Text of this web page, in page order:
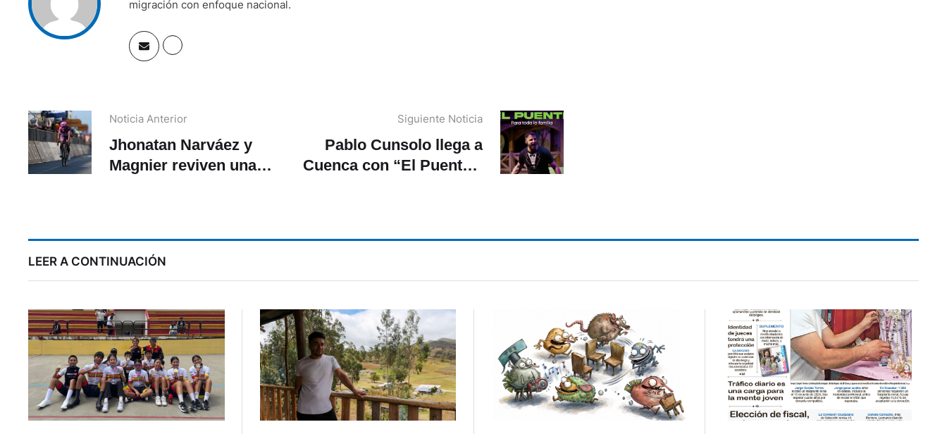
migración con enfoque nacional.
Noticia Anterior
Jhonatan Narváez y
Magnier reviven una
Siguiente Noticia
Pablo Cunsolo llega a
Cuenca con “El Puente”,
LEER A CONTINUACIÓN